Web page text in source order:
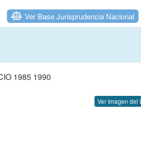
Ver Base Jurisprudencia Nacional
1985 1990
Ver Imagen del